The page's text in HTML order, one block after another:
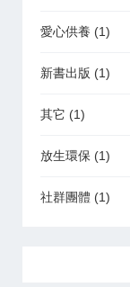
愛心供養 (1)
新書出版 (1)
其它 (1)
放生環保 (1)
社群團體 (1)